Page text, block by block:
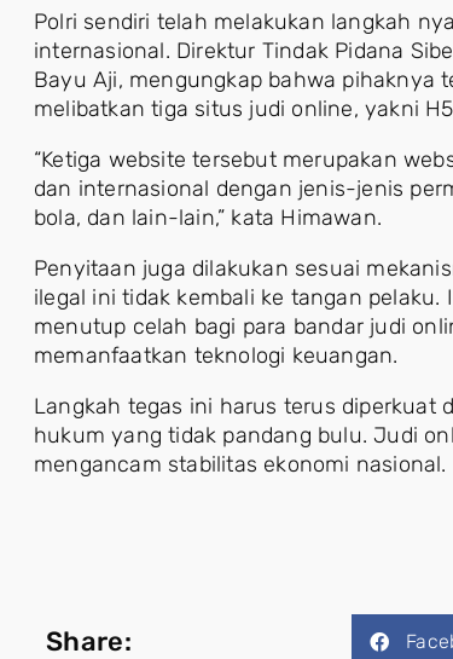
Polri sendiri telah melakukan langkah
internasional. Direktur Tindak Pidana
Bayu Aji, mengungkap bahwa pihaknya
melibatkan tiga situs judi online, yakni
“Ketiga website tersebut merupakan
dan internasional dengan jenis-jenis
bola, dan lain-lain,” kata Himawan.
Penyitaan juga dilakukan sesuai
ilegal ini tidak kembali ke tangan
menutup celah bagi para bandar judi
memanfaatkan teknologi keuangan.
Langkah tegas ini harus terus diperkuat
hukum yang tidak pandang bulu. Judi
mengancam stabilitas ekonomi nasional.
Share: